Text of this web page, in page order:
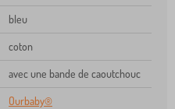
bleu
coton
avec une bande de caoutchouc
Ourbaby®